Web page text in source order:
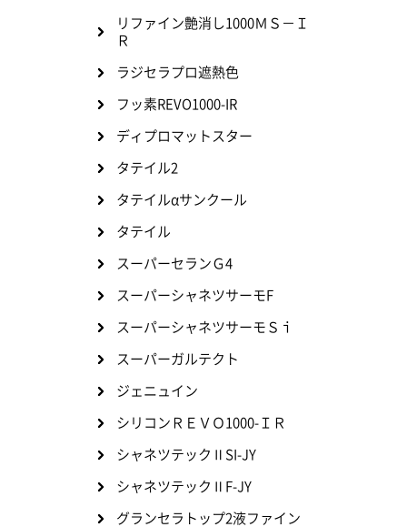
リファイン艶消し1000ＭＳ－Ｉ
Ｒ
ラジセラプロ遮熱色
フッ素REVO1000-IR
ディプロマットスター
タテイル2
タテイルαサンクール
タテイル
スーパーセランＧ4
スーパーシャネツサーモF
スーパーシャネツサーモＳｉ
スーパーガルテクト
ジェニュイン
シリコンＲＥＶＯ1000-ＩＲ
シャネツテックⅡSI-JY
シャネツテックⅡF-JY
グランセラトップ2液ファイン